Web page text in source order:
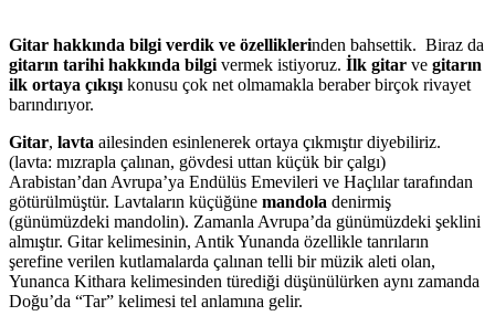
Gitar hakkında bilgi verdik ve özelliklerinden bahsettik. Biraz da
gitarın tarihi hakkında bilgi vermek istiyoruz. İlk gitar ve gitarın
ilk ortaya çıkışı konusu çok net olmamakla beraber birçok rivayet
barındırıyor.
Gitar, lavta ailesinden esinlenerek ortaya çıkmıştır diyebiliriz.
(lavta: mızrapla çalınan, gövdesi uttan küçük bir çalgı)
Arabistan’dan Avrupa’ya Endülüs Emevileri ve Haçlılar tarafından
götürülmüştür. Lavtaların küçüğüne mandola denirmiş
(günümüzdeki mandolin). Zamanla Avrupa’da günümüzdeki şeklini
almıştır. Gitar kelimesinin, Antik Yunanda özellikle tanrıların
şerefine verilen kutlamalarda çalınan telli bir müzik aleti olan,
Yunanca Kithara kelimesinden türediği düşünülürken aynı zamanda
Doğu’da “Tar” kelimesi tel anlamına gelir.